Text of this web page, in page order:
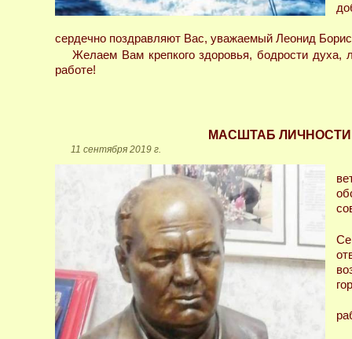
сердечно поздравляют Вас, уважаемый Леонид
Желаем Вам крепкого здоровья, бодрости духа,
работе!
МАСШТАБ
11 сентября 2019 г.